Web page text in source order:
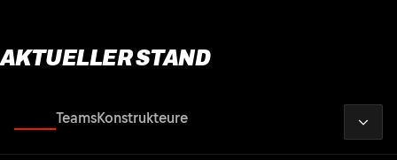
AKTUELLER STAND
TeamsKonstrukteure